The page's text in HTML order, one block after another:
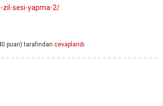
zil-sesi-yapma-2/
puan) tarafından cevaplandı